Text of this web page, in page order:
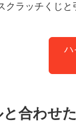
ラッチくじと
ハ
合わせ